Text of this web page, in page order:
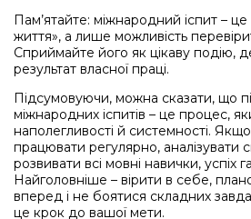
Пам’ятайте: міжнародний іспит –
життя», а лише можливість
Сприймайте його як цікаву подію,
результат власної праці.
Підсумовуючи, можна сказати, що
міжнародних іспитів – це процес,
наполегливості й системності.
працювати регулярно, аналізувати
розвивати всі мовні навички, успіх
Найголовніше – вірити в себе,
вперед і не боятися складних
це крок до вашої мети.